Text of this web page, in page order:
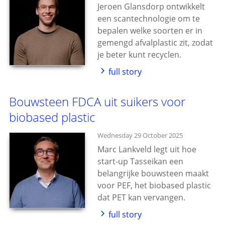
Jeroen Glansdorp ontwikkelt
een scantechnologie om te
bepalen welke soorten er in
gemengd afvalplastic zit, zodat
je beter kunt recyclen.
full story
Bouwsteen FDCA uit suikers voor
biobased plastic
Wednesday 29 October 2025
Marc Lankveld legt uit hoe
start-up Tasseikan een
belangrijke bouwsteen maakt
voor PEF, het biobased plastic
dat PET kan vervangen.
full story